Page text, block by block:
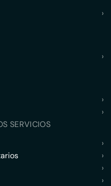
›
›
›
›
SERVICIOS
›
›
›
›